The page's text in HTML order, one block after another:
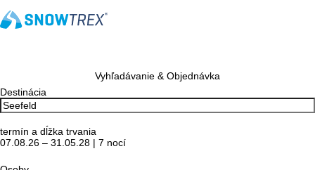
Vyhľadávanie & Objednávka
Destinácia
termín a dĺžka trvania
07.08.26 – 31.05.28 | 7 nocí